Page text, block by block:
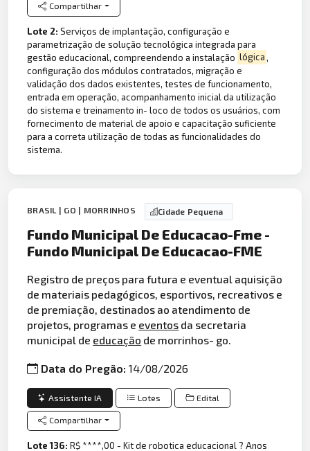
Compartilhar
Lote 2:Serviços de implantação, configuração e
parametrização de solução tecnológica integrada para
gestão educacional, compreendendo a instalação lógica,
configuração dos módulos contratados, migração e
validação dos dados existentes, testes de funcionamento,
entrada em operação, acompanhamento inicial da utilização
do sistema e treinamento in- loco de todos os usuários, com
fornecimento de material de apoio e capacitação suficiente
para a correta utilização de todas as funcionalidades do
sistema.
BRASIL | GO | MORRINHOS Cidade Pequena
Fundo Municipal De Educacao-Fme -
Fundo Municipal De Educacao-FME
Registro de preços para futura e eventual aquisição
de materiais pedagógicos, esportivos, recreativos e
de premiação, destinados ao atendimento de
projetos, programas e eventos da secretaria
municipal de educação de morrinhos- go.
Data do Pregão:14/08/2026
Assistente IA Lotes Edital
Compartilhar
Lote 136:R$ ****,00 - Kit de robotica educacional ? Anos